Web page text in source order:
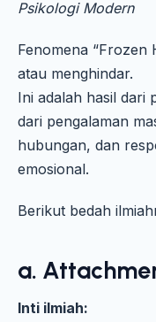
Psikologi Modern
Fenomena “Frozen
atau menghindar.
Ini adalah hasil dari
dari pengalaman
hubungan, dan
emosional.
Berikut bedah
a.
Inti ilmiah: